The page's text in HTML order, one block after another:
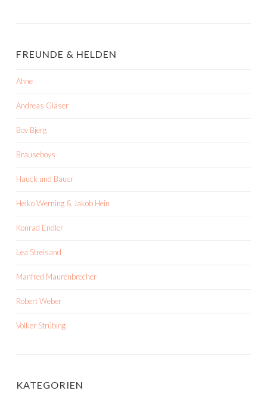
FREUNDE & HELDEN
Ahne
Andreas Gläser
Bov Bjerg
Brauseboys
Hauck und Bauer
Heiko Werning & Jakob Hein
Konrad Endler
Lea Streisand
Manfred Maurenbrecher
Robert Weber
Volker Strübing
KATEGORIEN